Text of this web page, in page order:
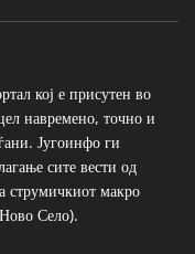
кој е присутен во
навремено, точно и
Југоинфо ги
сите вести од
струмичкиот макро
Село).